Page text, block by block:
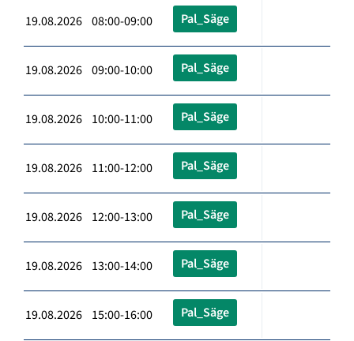
19.08.2026 08:00-09:00 Pal_Säge
19.08.2026 09:00-10:00 Pal_Säge
19.08.2026 10:00-11:00 Pal_Säge
19.08.2026 11:00-12:00 Pal_Säge
19.08.2026 12:00-13:00 Pal_Säge
19.08.2026 13:00-14:00 Pal_Säge
19.08.2026 15:00-16:00 Pal_Säge